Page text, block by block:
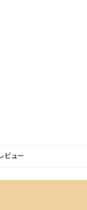
ビュー